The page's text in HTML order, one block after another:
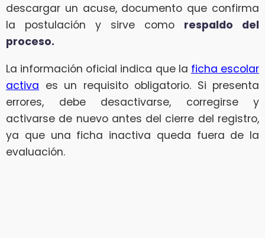
descargar un acuse, documento que confirma
la postulación y sirve como respaldo del
proceso.
La información oficial indica que la ficha escolar
activa es un requisito obligatorio. Si presenta
errores, debe desactivarse, corregirse y
activarse de nuevo antes del cierre del registro,
ya que una ficha inactiva queda fuera de la
evaluación.